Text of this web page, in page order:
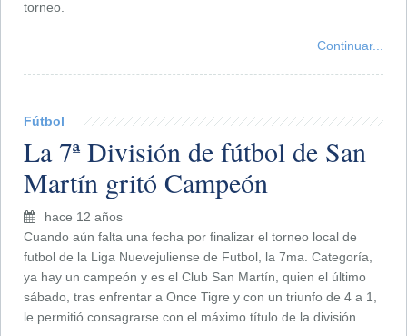
torneo.
Continuar...
Fútbol
La 7ª División de fútbol de San
Martín gritó Campeón
hace 12 años
Cuando aún falta una fecha por finalizar el torneo local de
futbol de la Liga Nuevejuliense de Futbol, la 7ma. Categoría,
ya hay un campeón y es el Club San Martín, quien el último
sábado, tras enfrentar a Once Tigre y con un triunfo de 4 a 1,
le permitió consagrarse con el máximo título de la división.